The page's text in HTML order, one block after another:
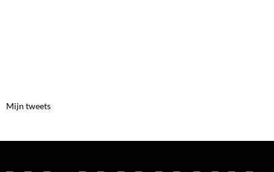
Mijn tweets